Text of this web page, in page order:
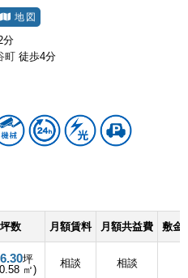
地図
分
町 徒歩4分
坪数 月額賃料 月額共益費 敷金
坪
㎡)
相談 相談